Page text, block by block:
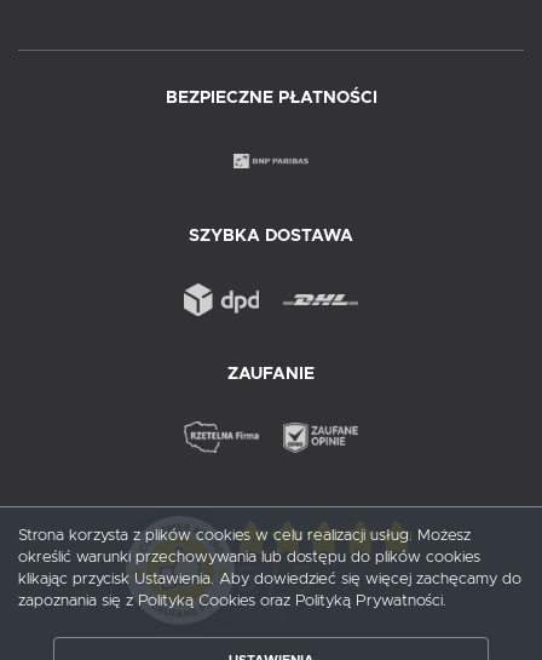
BEZPIECZNE PŁATNOŚCI
SZYBKA DOSTAWA
ZAUFANIE
5/ 5
Strona korzysta z plików cookies w celu realizacji usług. Możesz
określić warunki przechowywania lub dostępu do plików cookies
klikając przycisk Ustawienia. Aby dowiedzieć się więcej zachęcamy do
zapoznania się z Polityką Cookies oraz Polityką Prywatności.